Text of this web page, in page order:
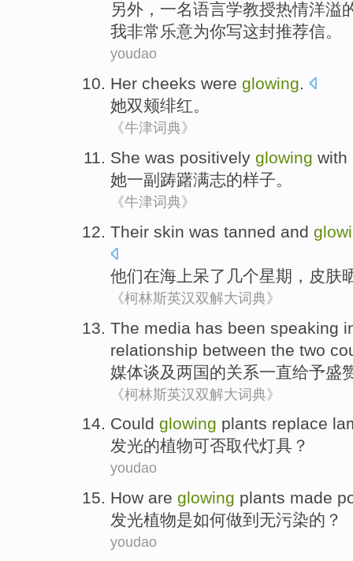
另外 ， 一名语言学教授热情洋溢
我非常 乐意为你写这封推荐信。
youdao
Her cheeks were glowing.
她双颊绯红。
《牛津词典》
She was positively glowing with
她一副 踌躇满志的样子。
《牛津词典》
Their skin was tanned and
他们在海上呆了 几个星期 ， 皮肤
《柯林斯英汉双解大词典》
The media has been speaking
relationship between the two
媒体谈及两国的关系一直给予盛
《柯林斯英汉双解大词典》
Could glowing plants replace
发光的植物可否取代灯具？
youdao
How are glowing plants made
发光植物是如何做到无污染的？
youdao